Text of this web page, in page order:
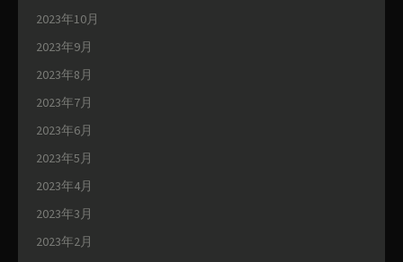
2023年10月
2023年9月
2023年8月
2023年7月
2023年6月
2023年5月
2023年4月
2023年3月
2023年2月